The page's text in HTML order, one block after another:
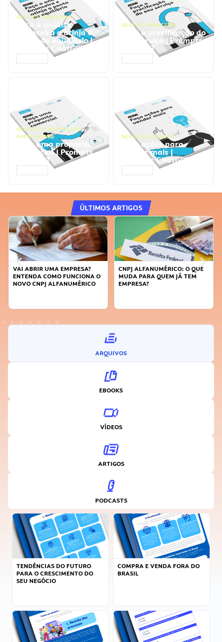
GESTÃO FINANCEIRA
Faça a análise
financeira e atinja o
ponto de equilíbrio |
Prompts ChatGPT
GESTÃO FINANCEIRA
Faça a precificação do
seu serviço | Prompts
ChatGPT
NEGÓCIOS, PROCESSOS
EMPRESARIAIS
Faça uma proposta
comercial | Prompts
ChatGPT
NEGÓCIOS, VENDAS
Faça ações para
vender mais |
Prompts ChatGPT
ÚLTIMOS ARTIGOS
CNPJ ALFANUMÉRICO: O QUE
MUDA PARA QUEM JÁ TEM
EMPRESA?
DICAS PARA OBTER CRÉDITO
ARQUIVOS
EBOOKS
VÍDEOS
ARTIGOS
PODCASTS
TENDÊNCIAS DO FUTURO
PARA O CRESCIMENTO DO
SEU NEGÓCIO
COMPRA E VENDA FORA DO
BRASIL